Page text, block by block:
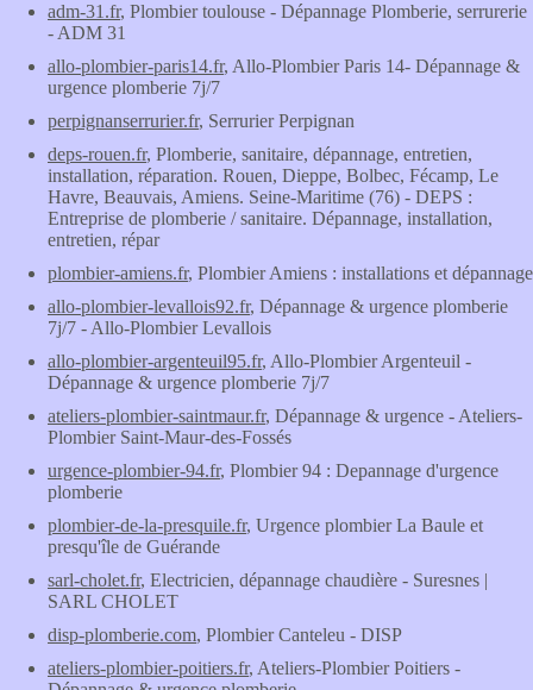
adm-31.fr, Plombier toulouse - Dépannage Plomberie, serrurerie
- ADM 31
allo-plombier-paris14.fr, Allo-Plombier Paris 14- Dépannage &
urgence plomberie 7j/7
perpignanserrurier.fr, Serrurier Perpignan
deps-rouen.fr, Plomberie, sanitaire, dépannage, entretien,
installation, réparation. Rouen, Dieppe, Bolbec, Fécamp, Le
Havre, Beauvais, Amiens. Seine-Maritime (76) - DEPS :
Entreprise de plomberie / sanitaire. Dépannage, installation,
entretien, répar
plombier-amiens.fr, Plombier Amiens : installations et dépannage
allo-plombier-levallois92.fr, Dépannage & urgence plomberie
7j/7 - Allo-Plombier Levallois
allo-plombier-argenteuil95.fr, Allo-Plombier Argenteuil -
Dépannage & urgence plomberie 7j/7
ateliers-plombier-saintmaur.fr, Dépannage & urgence - Ateliers-
Plombier Saint-Maur-des-Fossés
urgence-plombier-94.fr, Plombier 94 : Depannage d'urgence
plomberie
plombier-de-la-presquile.fr, Urgence plombier La Baule et
presqu'île de Guérande
sarl-cholet.fr, Electricien, dépannage chaudière - Suresnes |
SARL CHOLET
disp-plomberie.com, Plombier Canteleu - DISP
ateliers-plombier-poitiers.fr, Ateliers-Plombier Poitiers -